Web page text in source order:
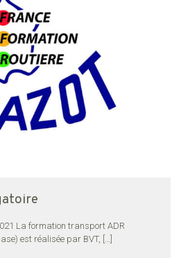
La formation transport ADR
est réalisée par BVT,